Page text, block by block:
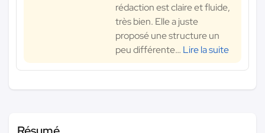
rédaction est claire et fluide,
très bien. Elle a juste
proposé une structure un
peu différente… Lire la suite